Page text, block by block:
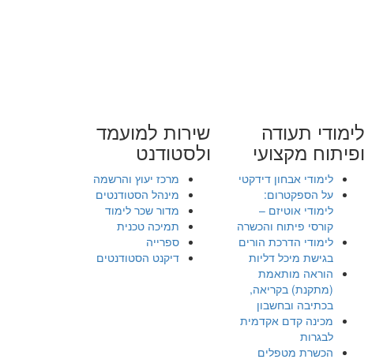
לימודי תעודה
ופיתוח מקצועי
לימודי אבחון דידקטי
על הספקטרום:
לימודי אוטיזם –
קורסי פיתוח והכשרה
לימודי הדרכת הורים
בגישת מיכל דליות
הוראה מותאמת
(מתקנת) בקריאה,
בכתיבה ובחשבון
מכינה קדם אקדמית
לבגרות
הכשרת מטפלים
שירות למועמד
ולסטודנט
מרכז יעוץ והרשמה
מינהל הסטודנטים
מדור שכר לימוד
תמיכה טכנית
ספרייה
דיקנט הסטודנטים